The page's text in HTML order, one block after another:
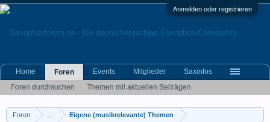
Anmelden oder registrieren
Foren Eigene (musikrelevante) Themen
Home
Foren
Foren durchsuchen
Themen mit aktuellen Beiträgen
Events Mitglieder Saxinfos